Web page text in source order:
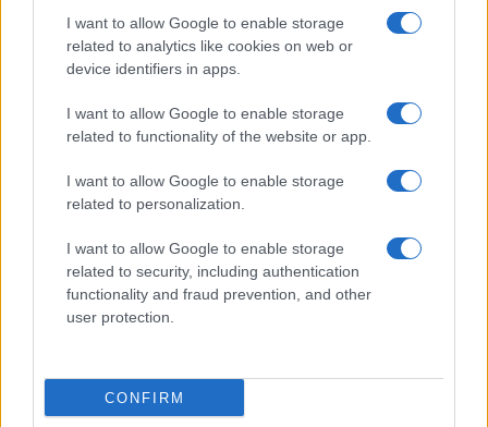
I want to allow Google to enable storage
related to analytics like cookies on web or
device identifiers in apps.
I want to allow Google to enable storage
related to functionality of the website or app.
I want to allow Google to enable storage
related to personalization.
I want to allow Google to enable storage
related to security, including authentication
functionality and fraud prevention, and other
user protection.
CONFIRM
soluzione ideale per la casa e l’ufficio
rinascita della strada che segnò la Gallura
Raid nelle campagne di Berchidda, rischio per
la rete elettrica